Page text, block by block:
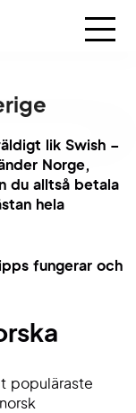
lik Swish –
Norge,
du alltså betala
hela
fungerar och
populäraste